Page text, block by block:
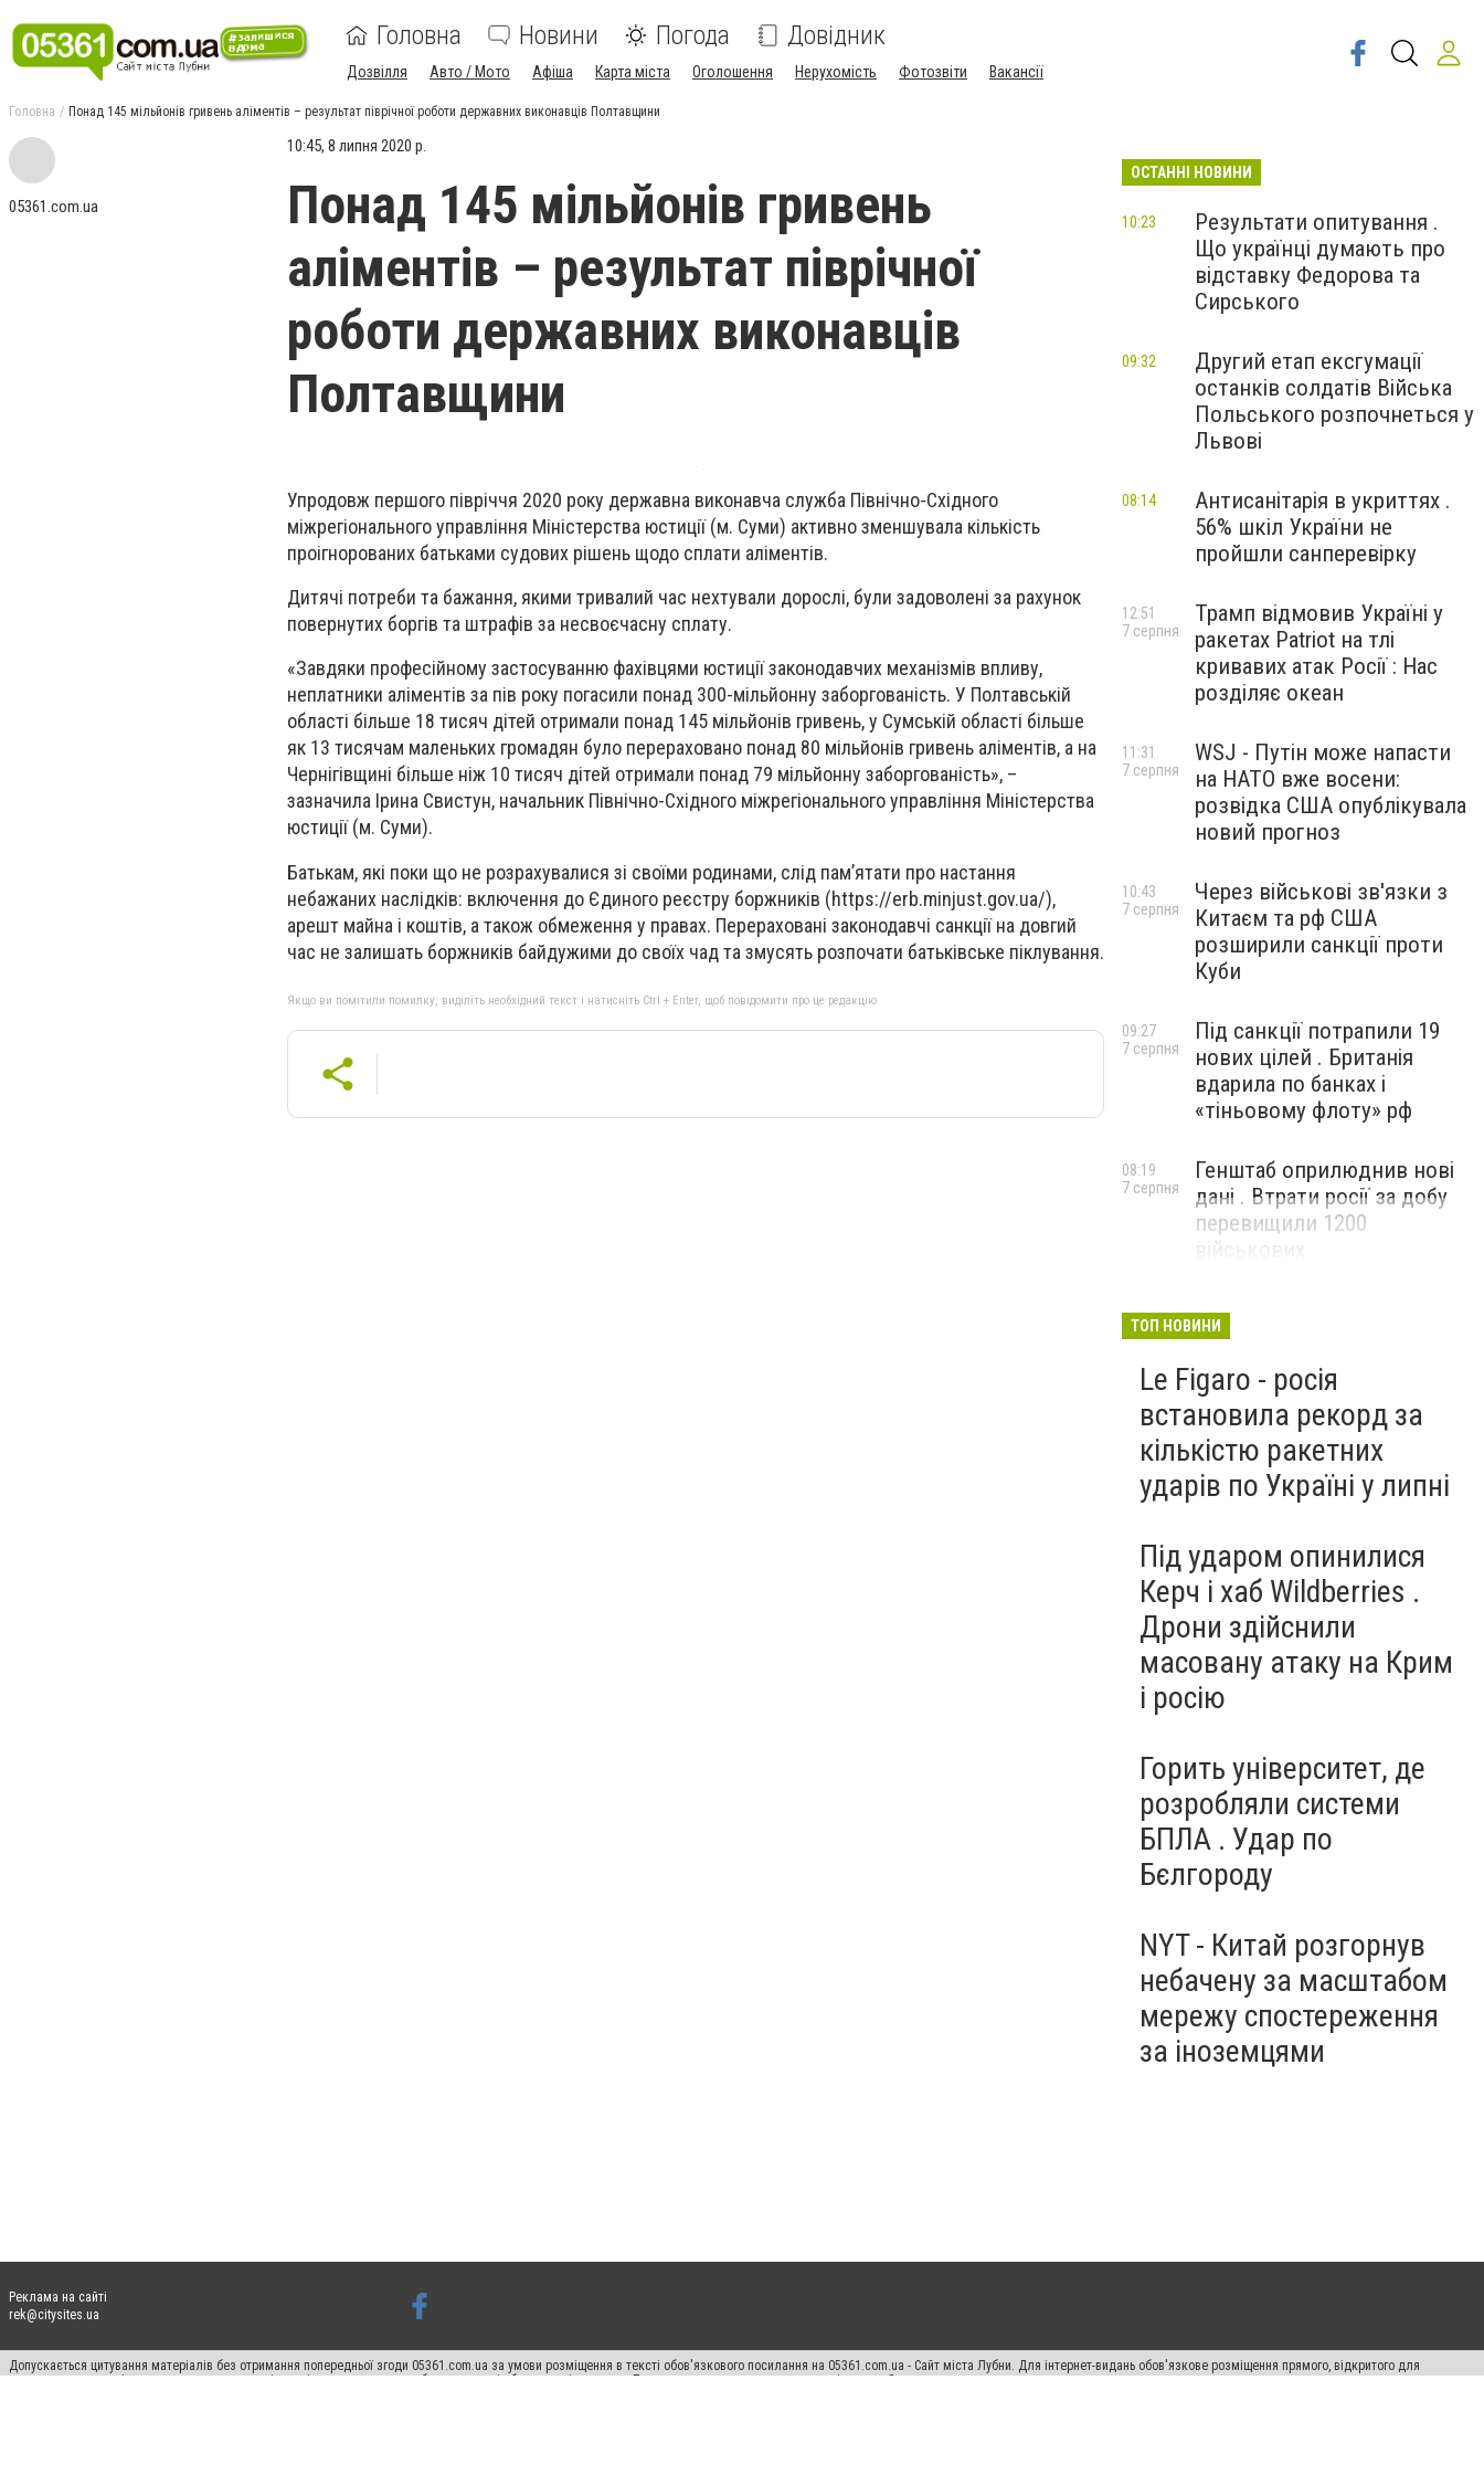
Головна Новини Погода Довідник
Дозвілля Авто / Мото Афіша Карта міста Оголошення Нерухомість Фотозвіти Вакансії
Головна Понад 145 мільйонів гривень аліментів – результат піврічної роботи державних виконавців Полтавщини
05361.com.ua
10:45, 8 липня 2020 р.
Понад 145 мільйонів гривень
аліментів – результат піврічної
роботи державних виконавців
Полтавщини
Упродовж першого півріччя 2020 року державна виконавча служба Північно-Східного
міжрегіонального управління Міністерства юстиції (м. Суми) активно зменшувала кількість
проігнорованих батьками судових рішень щодо сплати аліментів.
Дитячі потреби та бажання, якими тривалий час нехтували дорослі, були задоволені за рахунок
повернутих боргів та штрафів за несвоєчасну сплату.
«Завдяки професійному застосуванню фахівцями юстиції законодавчих механізмів впливу,
неплатники аліментів за пів року погасили понад 300-мільйонну заборгованість. У Полтавській
області більше 18 тисяч дітей отримали понад 145 мільйонів гривень, у Сумській області більше
як 13 тисячам маленьких громадян було перераховано понад 80 мільйонів гривень аліментів, а на
Чернігівщині більше ніж 10 тисяч дітей отримали понад 79 мільйонну заборгованість», –
зазначила Ірина Свистун, начальник Північно-Східного міжрегіонального управління Міністерства
юстиції (м. Суми).
Батькам, які поки що не розрахувалися зі своїми родинами, слід пам’ятати про настання
небажаних наслідків: включення до Єдиного реєстру боржників (https://erb.minjust.gov.ua/),
арешт майна і коштів, а також обмеження у правах. Перераховані законодавчі санкції на довгий
час не залишать боржників байдужими до своїх чад та змусять розпочати батьківське піклування.
Якщо ви помітили помилку, виділіть необхідний текст і натисніть Ctrl + Enter, щоб повідомити про це редакцію
ОСТАННІ НОВИНИ
Результати опитування .
Що українці думають про
відставку Федорова та
Сирського
10:23
Другий етап ексгумації
останків солдатів Війська
Польського розпочнеться у
Львові
09:32
Антисанітарія в укриттях .
56% шкіл України не
пройшли санперевірку
08:14
Трамп відмовив Україні у
ракетах Patriot на тлі
кривавих атак Росії : Нас
розділяє океан
12:51
7 серпня
WSJ - Путін може напасти
на НАТО вже восени:
розвідка США опублікувала
новий прогноз
11:31
7 серпня
Через військові зв'язки з
Китаєм та рф США
розширили санкції проти
Куби
10:43
7 серпня
Під санкції потрапили 19
нових цілей . Британія
вдарила по банках і
«тіньовому флоту» рф
09:27
7 серпня
Генштаб оприлюднив нові
дані . Втрати росії за добу
перевищили 1200
військових
08:19
7 серпня
ТОП НОВИНИ
Le Figaro - росія
встановила рекорд за
кількістю ракетних
ударів по Україні у липні
Під ударом опинилися
Керч і хаб Wildberries .
Дрони здійснили
масовану атаку на Крим
і росію
Горить університет, де
розробляли системи
БПЛА . Удар по
Бєлгороду
NYT - Китай розгорнув
небачену за масштабом
мережу спостереження
за іноземцями
Реклама на сайті
rek@citysites.ua
Допускається цитування матеріалів без отримання попередньої згоди 05361.com.ua за умови розміщення в тексті обов'язкового посилання на 05361.com.ua - Сайт міста Лубни. Для інтернет-видань обов'язкове розміщення прямого, відкритого для
пошукових систем гіперпосилання на цитовані статті не нижче другого абзацу в тексті або в якості джерела. Порушення виняткових прав переслідується Законом.